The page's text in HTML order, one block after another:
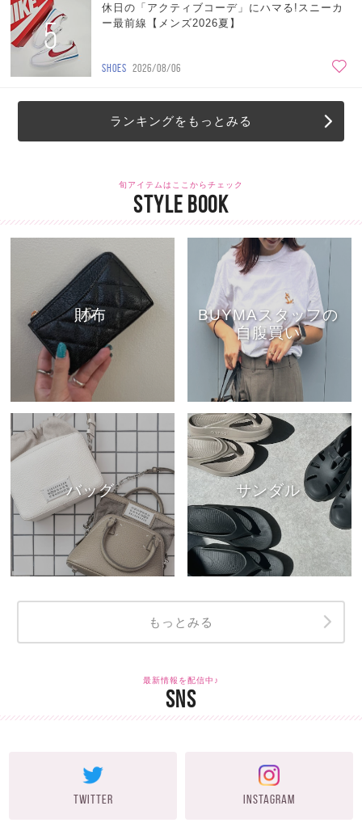
5
休日の「アクティブコーデ」にハマる!スニーカ
ー最前線【メンズ2026夏】
SHOES 2026/08/06
ランキングをもっとみる
旬アイテムはここからチェック
STYLE BOOK
財布
BUYMAスタッフの
自腹買い
バッグ サンダル
もっとみる
最新情報を配信中♪
SNS
TWITTER INSTAGRAM